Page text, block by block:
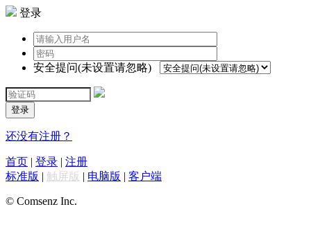
登录
安全提问(未设置请忽略)
登录
还没有注册？
首页 | 登录 | 注册
标准版 | 触屏版 | 电脑版 | 客户端
© Comsenz Inc.